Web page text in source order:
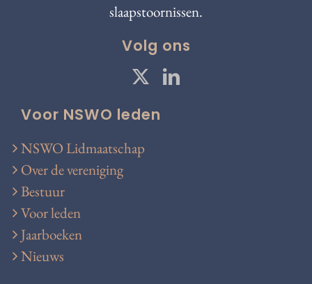
slaapstoornissen.
Volg ons
Voor NSWO leden
NSWO Lidmaatschap
Over de vereniging
Bestuur
Voor leden
Jaarboeken
Nieuws